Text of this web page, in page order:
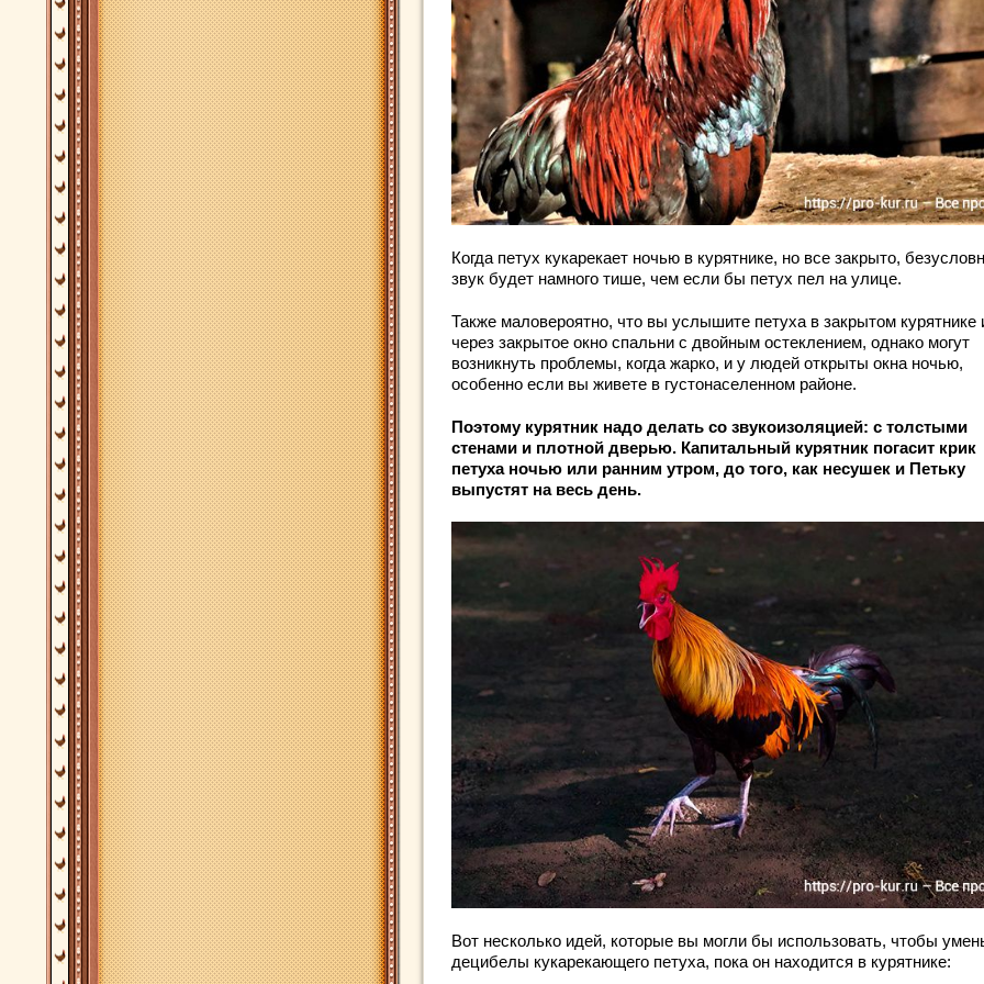
Когда петух кукарекает ночью в курятнике, но все закрыто,
звук будет намного тише, чем если бы петух пел на улице.
Также маловероятно, что вы услышите петуха в закрытом курятнике
через закрытое окно спальни с двойным остеклением, однако могут
возникнуть проблемы, когда жарко, и у людей открыты окна ночью,
особенно если вы живете в густонаселенном районе.
Поэтому курятник надо делать со звукоизоляцией: с толстыми
стенами и плотной дверью. Капитальный курятник погасит крик
петуха ночью или ранним утром, до того, как несушек и Петьку
выпустят на весь день.
Вот несколько идей, которые вы могли бы использовать, чтобы
децибелы кукарекающего петуха, пока он находится в курятнике: